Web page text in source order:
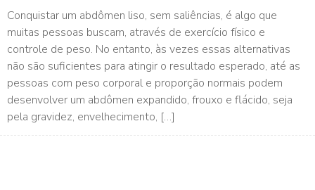
Conquistar um abdômen liso, sem saliências, é algo que
muitas pessoas buscam, através de exercício físico e
controle de peso. No entanto, às vezes essas alternativas
não são suficientes para atingir o resultado esperado, até as
pessoas com peso corporal e proporção normais podem
desenvolver um abdômen expandido, frouxo e flácido, seja
pela gravidez, envelhecimento, […]